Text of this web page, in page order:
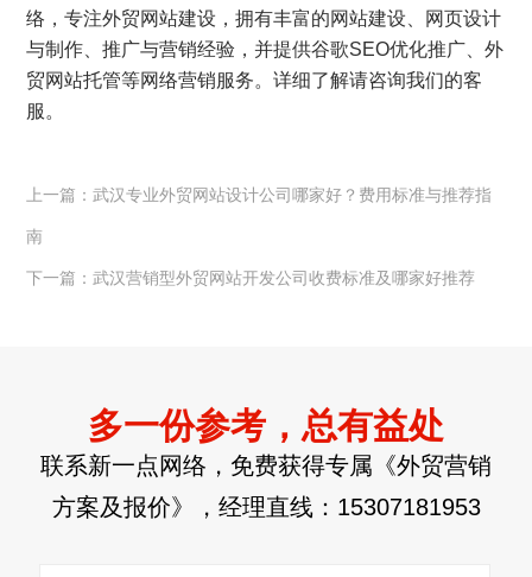
络，专注外贸网站建设，拥有丰富的网站建设、网页设计
与制作、推广与营销经验，并提供谷歌SEO优化推广、外
贸网站托管等网络营销服务。详细了解请咨询我们的客
服。
上一篇：武汉专业外贸网站设计公司哪家好？费用标准与推荐指
南
下一篇：武汉营销型外贸网站开发公司收费标准及哪家好推荐
多一份参考，总有益处
联系新一点网络，免费获得专属《外贸营销
方案及报价》，经理直线： 15307181953